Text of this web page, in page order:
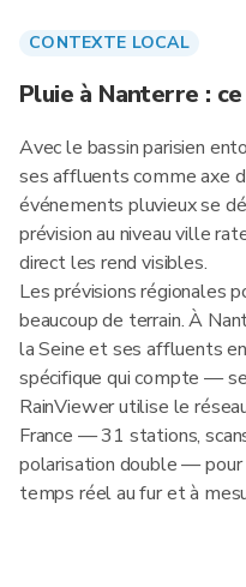
CONTEXTE LOCAL
Pluie à Nanterre :
Avec le bassin parisien
ses affluents comme axe
événements pluvieux se
prévision au niveau ville
direct les rend visibles.
Les prévisions régionales
beaucoup de terrain. À
la Seine et ses affluents
spécifique qui compte —
RainViewer utilise le
France — 31 stations,
polarisation double —
temps réel au fur et à